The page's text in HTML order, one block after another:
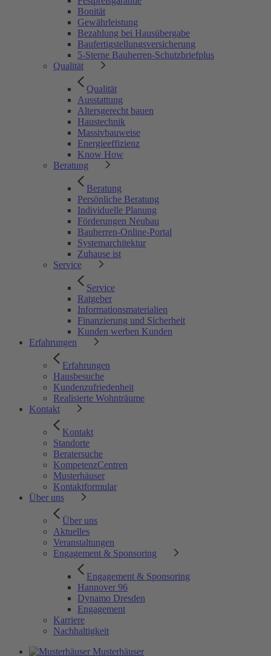
Bonität
Gewährleistung
Bezahlung bei Hausübergabe
Baufertigstellungsversicherung
5-Sterne Bauherren-Schutzbriefplus
Qualität
Qualität
Ausstattung
Altersgerecht bauen
Haustechnik
Massivbauweise
Energieeffizienz
Know How
Beratung
Beratung
Persönliche Beratung
Individuelle Planung
Förderungen Neubau
Bauherren-Online-Portal
Systemarchitektur
Zuhause ist
Service
Service
Ratgeber
Informationsmaterialien
Finanzierung und Sicherheit
Kunden werben Kunden
Erfahrungen
Erfahrungen
Hausbesuche
Kundenzufriedenheit
Realisierte Wohnträume
Kontakt
Kontakt
Standorte
Beratersuche
KompetenzCentren
Musterhäuser
Kontaktformular
Über uns
Über uns
Aktuelles
Veranstaltungen
Engagement & Sponsoring
Engagement & Sponsoring
Hannover 96
Dynamo Dresden
Engagement
Karriere
Nachhaltigkeit
Musterhäuser